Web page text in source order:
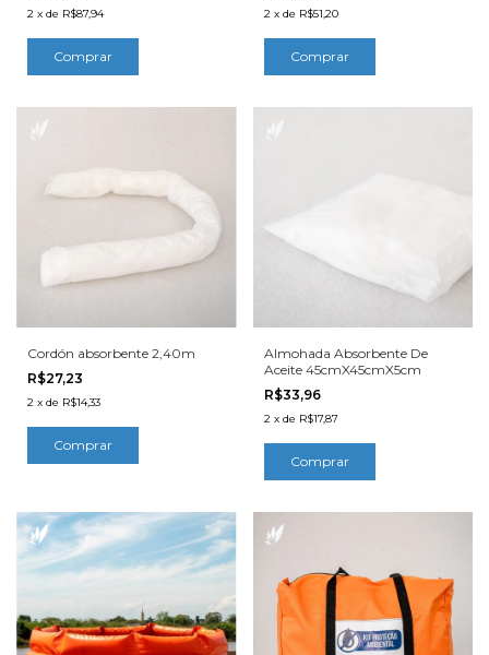
2 x de R$87,94 2 x de R$51,20
Cordón absorbente 2,40m
R$27,23
2 x de R$14,33
Almohada Absorbente De
Aceite 45cmX45cmX5cm
R$33,96
2 x de R$17,87